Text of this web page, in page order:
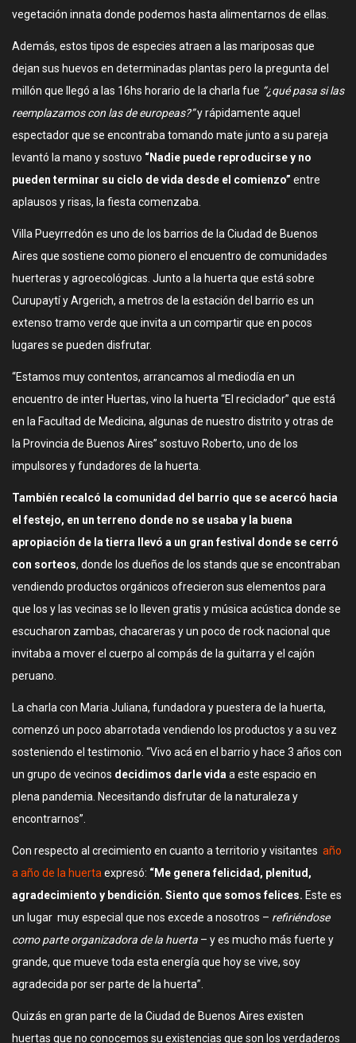
vegetación innata donde podemos hasta alimentarnos de ellas.
Además, estos tipos de especies atraen a las mariposas que
dejan sus huevos en determinadas plantas pero la pregunta del
millón que llegó a las 16hs horario de la charla fue “¿qué pasa si las
reemplazamos con las de europeas?”y rápidamente aquel
espectador que se encontraba tomando mate junto a su pareja
levantó la mano y sostuvo “Nadie puede reproducirse y no
pueden terminar su ciclo de vida desde el comienzo” entre
aplausos y risas, la fiesta comenzaba.
Villa Pueyrredón es uno de los barrios de la Ciudad de Buenos
Aires que sostiene como pionero el encuentro de comunidades
huerteras y agroecológicas. Junto a la huerta que está sobre
Curupaytí y Argerich, a metros de la estación del barrio es un
extenso tramo verde que invita a un compartir que en pocos
lugares se pueden disfrutar.
“Estamos muy contentos, arrancamos al mediodía en un
encuentro de inter Huertas, vino la huerta “El reciclador” que está
en la Facultad de Medicina, algunas de nuestro distrito y otras de
la Provincia de Buenos Aires” sostuvo Roberto, uno de los
impulsores y fundadores de la huerta.
También recalcó la comunidad del barrio que se acercó hacia
el festejo, en un terreno donde no se usaba y la buena
apropiación de la tierra llevó a un gran festival donde se cerró
con sorteos, donde los dueños de los stands que se encontraban
vendiendo productos orgánicos ofrecieron sus elementos para
que los y las vecinas se lo lleven gratis y música acústica donde se
escucharon zambas, chacareras y un poco de rock nacional que
invitaba a mover el cuerpo al compás de la guitarra y el cajón
peruano.
La charla con Maria Juliana, fundadora y puestera de la huerta,
comenzó un poco abarrotada vendiendo los productos y a su vez
sosteniendo el testimonio. “Vivo acá en el barrio y hace 3 años con
un grupo de vecinos decidimos darle vida a este espacio en
plena pandemia. Necesitando disfrutar de la naturaleza y
encontrarnos”.
Con respecto al crecimiento en cuanto a territorio y visitantes año
a año de la huerta expresó: “Me genera felicidad, plenitud,
agradecimiento y bendición. Siento que somos felices. Este es
un lugar muy especial que nos excede a nosotros – refiriéndose
como parte organizadora de la huerta – y es mucho más fuerte y
grande, que mueve toda esta energía que hoy se vive, soy
agradecida por ser parte de la huerta”.
Quizás en gran parte de la Ciudad de Buenos Aires existen
huertas que no conocemos su existencias que son los verdaderos